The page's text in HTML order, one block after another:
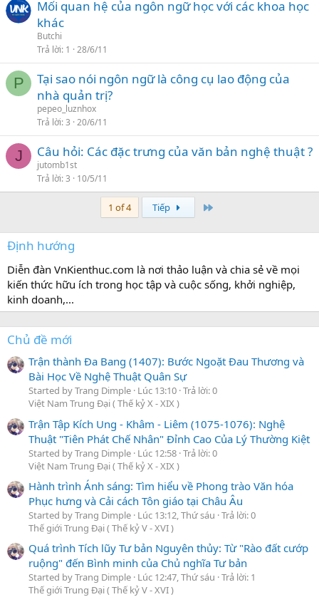
Mối quan hệ của ngôn ngữ học với các khoa học
khác
Butchi
Trả lời 1 28/6/11
P
Tại sao nói ngôn ngữ là công cụ lao động của
nhà quản trị?
pepeo_luznhox
Trả lời 3 20/6/11
J Câu hỏi: Các đặc trưng của văn bản nghệ thuật ?
jutomb1st
Trả lời 3 10/5/11
1 of 4 Tiếp
Định hướng
Diễn đàn VnKienthuc.com là nơi thảo luận và chia sẻ về mọi
kiến thức hữu ích trong học tập và cuộc sống, khởi nghiệp,
kinh doanh,...
Chủ đề mới
Trận thành Đa Bang (1407): Bước Ngoặt Đau Thương và
Bài Học Về Nghệ Thuật Quân Sự
Started by Trang Dimple Lúc 13:10 Trả lời: 0
Việt Nam Trung Đại ( Thế kỷ X - XIX )
Trận Tập Kích Ung - Khâm - Liêm (1075-1076): Nghệ
Thuật "Tiên Phát Chế Nhân" Đỉnh Cao Của Lý Thường Kiệt
Started by Trang Dimple Lúc 12:58 Trả lời: 0
Việt Nam Trung Đại ( Thế kỷ X - XIX )
Hành trình Ánh sáng: Tìm hiểu về Phong trào Văn hóa
Phục hưng và Cải cách Tôn giáo tại Châu Âu
Started by Trang Dimple Lúc 13:12, Thứ sáu Trả lời: 0
Thế giới Trung Đại ( Thế kỷ V - XVI )
Quá trình Tích lũy Tư bản Nguyên thủy: Từ "Rào đất cướp
ruộng" đến Bình minh của Chủ nghĩa Tư bản
Started by Trang Dimple Lúc 12:47, Thứ sáu Trả lời: 1
Thế giới Trung Đại ( Thế kỷ V - XVI )